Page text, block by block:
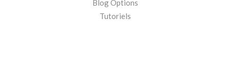
Blog Options
Tutoriels